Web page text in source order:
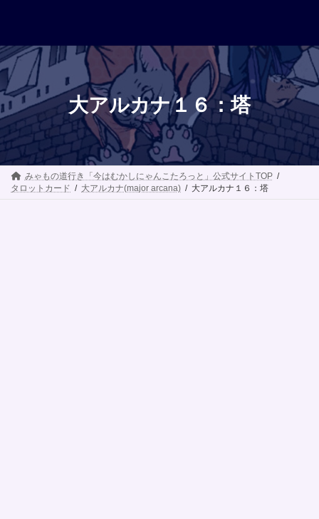
ン
ツ
へ
ス
キ
ッ
プ
ー
シ
ョ
ン
に
移
動
大アルカナ１６：塔
みゃもの道行き「今はむかしにゃんこたろっと」公式サイトTOP
タロットカード
大アルカナ(major arcana) 大アルカナ１６：塔